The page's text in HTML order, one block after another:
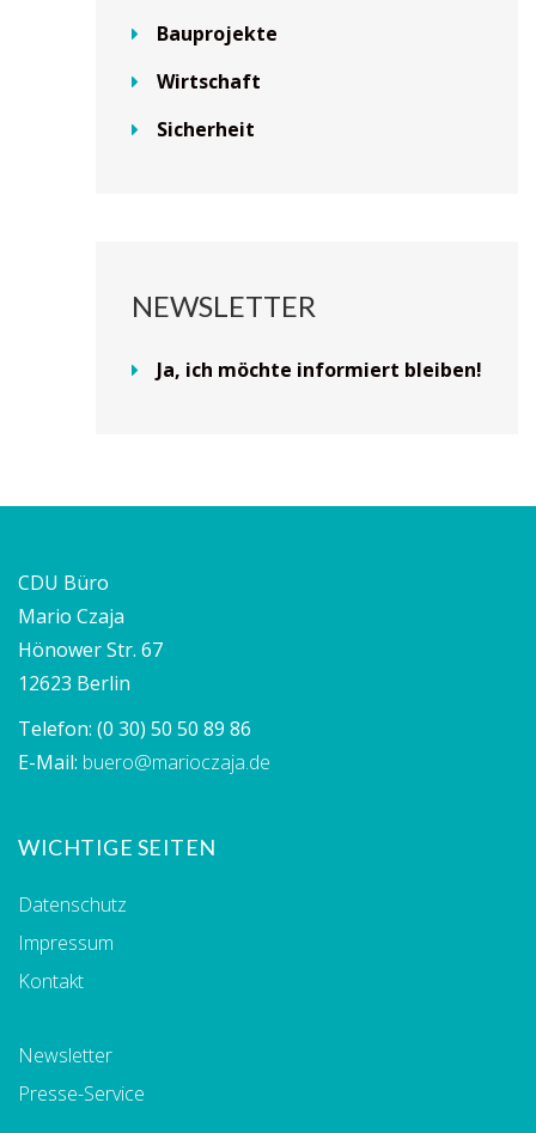
Bauprojekte
Wirtschaft
Sicherheit
NEWSLETTER
Ja, ich möchte informiert bleiben!
CDU Büro
Mario Czaja
Hönower Str. 67
12623 Berlin
Telefon: (0 30) 50 50 89 86
E-Mail: buero@marioczaja.de
WICHTIGE SEITEN
Datenschutz
Impressum
Kontakt
Newsletter
Presse-Service